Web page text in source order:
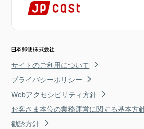
サイトのご利用について
プライバシーポリシー
Webアクセシビリティ方針
お客さま本位の業務運営に関する基本方
勧誘方針